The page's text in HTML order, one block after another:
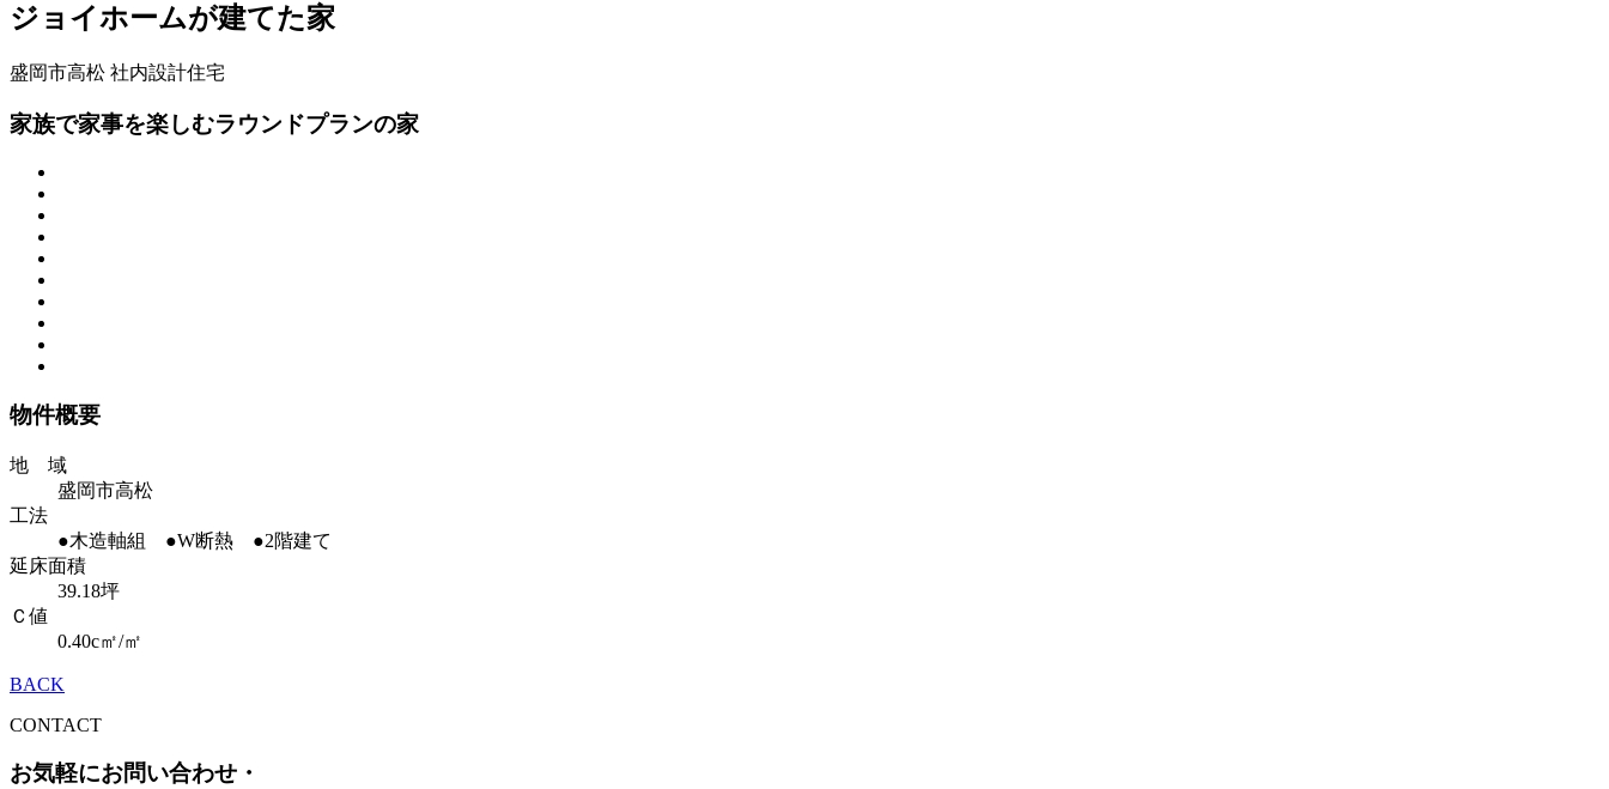
ジョイホームが建てた家
盛岡市高松 社内設計住宅
家族で家事を楽しむラウンドプランの家
物件概要
地 域
盛岡市高松
工法
●木造軸組 ●W断熱 ●2階建て
延床面積
39.18坪
Ｃ値
0.40c㎡/㎡
BACK
CONTACT
お気軽にお問い合わせ・